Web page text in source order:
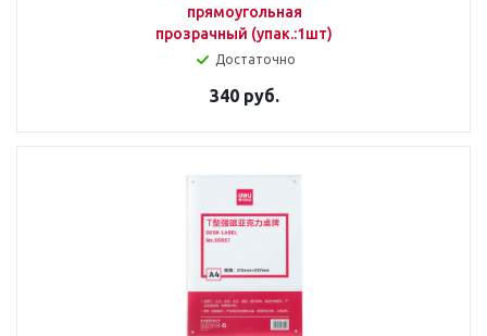
прямоугольная
прозрачный (упак.:1шт)
Достаточно
340 руб.